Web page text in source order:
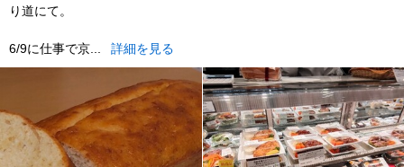
り道にて。
6/9に仕事で京... 詳細を見る